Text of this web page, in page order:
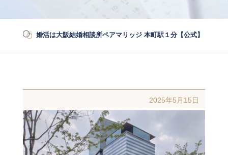
婚活は大阪結婚相談所ペアマリッジ 本町駅１分【公式】
2025年5月15日